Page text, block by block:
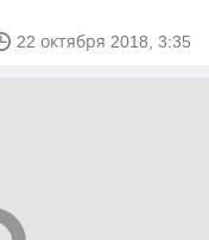
22 октября 2018, 3:35